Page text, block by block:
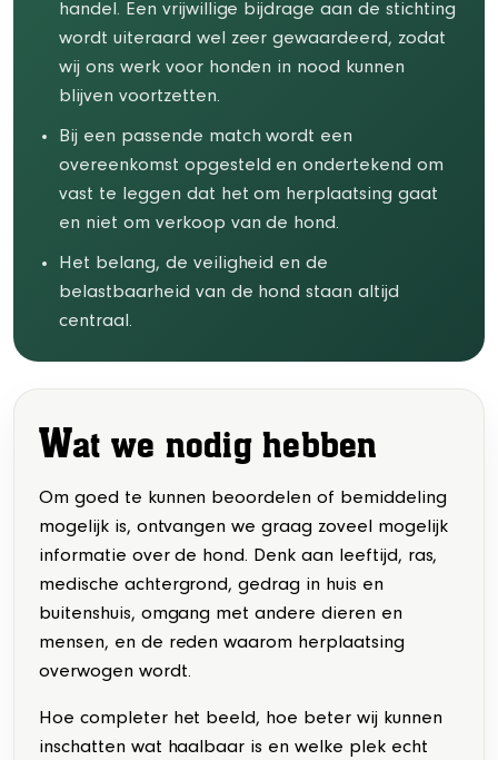
handel. Een vrijwillige bijdrage aan de stichting
wordt uiteraard wel zeer gewaardeerd, zodat
wij ons werk voor honden in nood kunnen
blijven voortzetten.
Bij een passende match wordt een
overeenkomst opgesteld en ondertekend om
vast te leggen dat het om herplaatsing gaat
en niet om verkoop van de hond.
Het belang, de veiligheid en de
belastbaarheid van de hond staan altijd
centraal.
Wat we nodig hebben
Om goed te kunnen beoordelen of bemiddeling
mogelijk is, ontvangen we graag zoveel mogelijk
informatie over de hond. Denk aan leeftijd, ras,
medische achtergrond, gedrag in huis en
buitenshuis, omgang met andere dieren en
mensen, en de reden waarom herplaatsing
overwogen wordt.
Hoe completer het beeld, hoe beter wij kunnen
inschatten wat haalbaar is en welke plek echt